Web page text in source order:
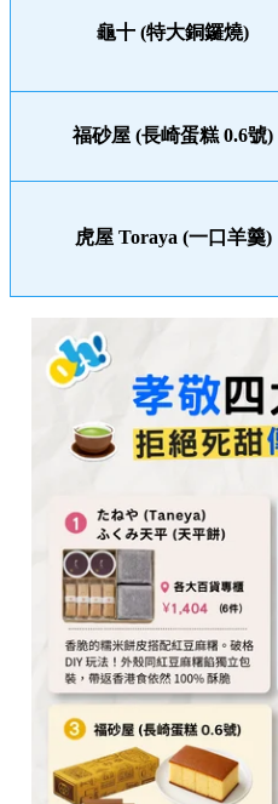
龜十 (特大銅鑼燒)
福砂屋 (長崎蛋糕 0.6號)
虎屋 Toraya (一口羊羹)